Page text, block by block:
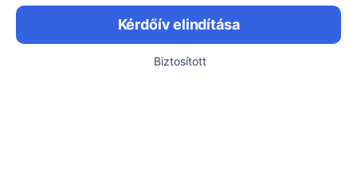
Kérdőív elindítása
Biztosított